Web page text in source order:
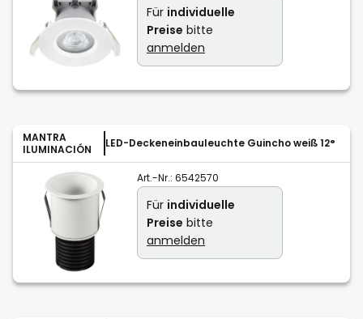
Für individuelle
Preise bitte
anmelden
MANTRA
ILUMINACIÓN
LED-Deckeneinbauleuchte Guincho weiß 12°
Art.-Nr.: 6542570
Für individuelle
Preise bitte
anmelden